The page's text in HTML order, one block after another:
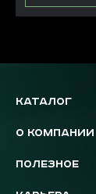
КАТАЛОГ
О КОМПАНИИ
ПОЛЕЗНОЕ